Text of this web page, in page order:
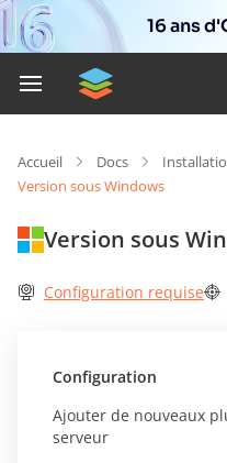
16 ans
Accueil Docs
Version sous Windows
Version sous
Configuration requise
Configuration
Ajouter de nouveaux
serveur